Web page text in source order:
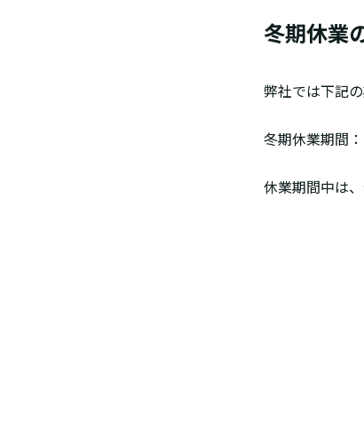
冬期休業
弊社では下記
冬期休業期間
休業期間中は